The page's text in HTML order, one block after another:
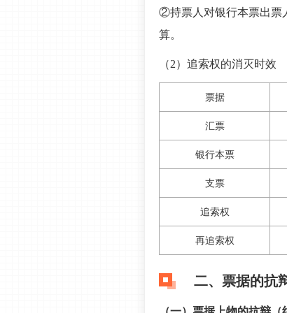
②持票人对银行本票出票
算。
（2）追索权的消灭时效
票据
汇票
银行本票
支票
追索权
再追索权
二、票据的抗